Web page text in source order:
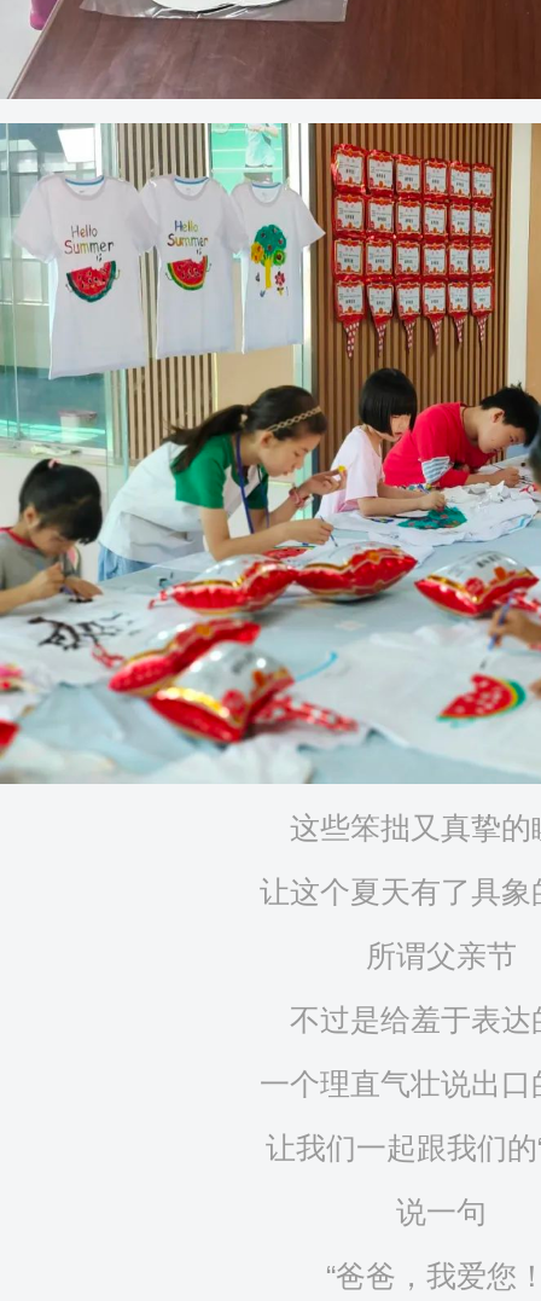
这些笨拙又真挚的
让这个夏天有了具象
所谓父亲节
不过是给羞于表达
一个理直气壮说出口
让我们一起跟我们的
说一句
“爸爸，我爱您